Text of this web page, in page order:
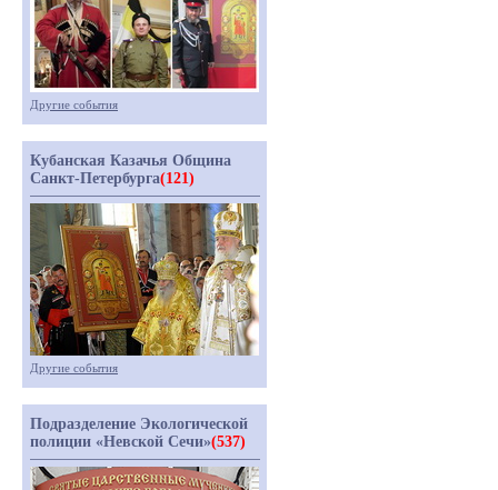
Другие события
Кубанская Казачья Община
Санкт-Петербурга(121)
Другие события
Подразделение Экологической
полиции «Невской Сечи»(537)